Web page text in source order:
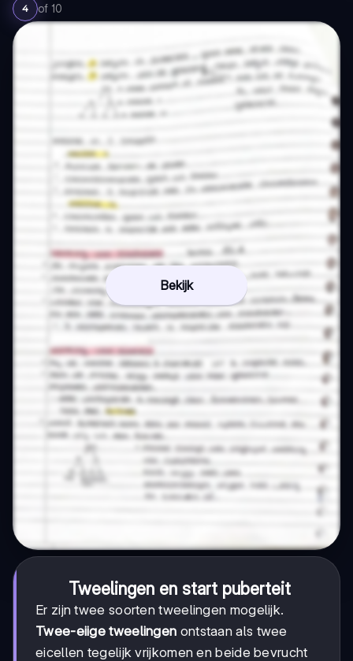
4 of 10
Bekijk
Tweelingen en start puberteit
Er zijn twee soorten tweelingen mogelijk.
Twee-eiige tweelingen ontstaan als twee
eicellen tegelijk vrijkomen en beide bevrucht